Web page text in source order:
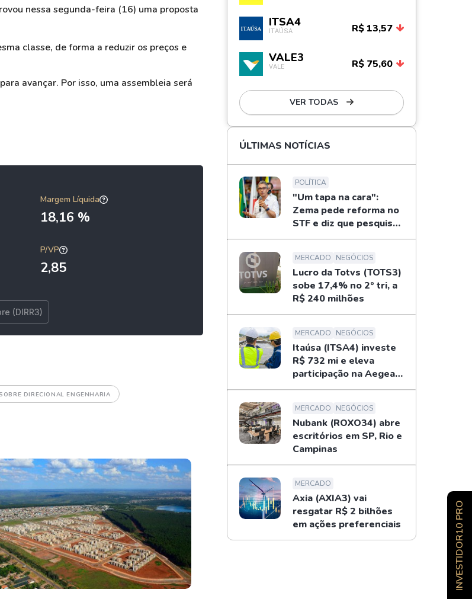
nessa segunda-feira (16) uma proposta
classe, de forma a reduzir os preços e
avançar. Por isso, uma assembleia será
Margem Líquida
18,16 %
P/VP
2,85
(DIRR3)
DIRECIONAL ENGENHARIA
ITSA4
ITAÚSA R$ 13,57
VALE3
VALE R$ 75,60
VER TODAS
ÚLTIMAS NOTÍCIAS
POLÍTICA
"Um tapa na cara":
Zema pede reforma no
STF e diz que pesquisas
não definem eleições
MERCADO NEGÓCIOS
Lucro da Totvs (TOTS3)
sobe 17,4% no 2º tri, a
R$ 240 milhões
MERCADO NEGÓCIOS
Itaúsa (ITSA4) investe
R$ 732 mi e eleva
participação na Aegea
para 14%
MERCADO NEGÓCIOS
Nubank (ROXO34) abre
escritórios em SP, Rio e
Campinas
MERCADO
Axia (AXIA3) vai
resgatar R$ 2 bilhões
em ações preferenciais
INVESTIDOR10 PRO